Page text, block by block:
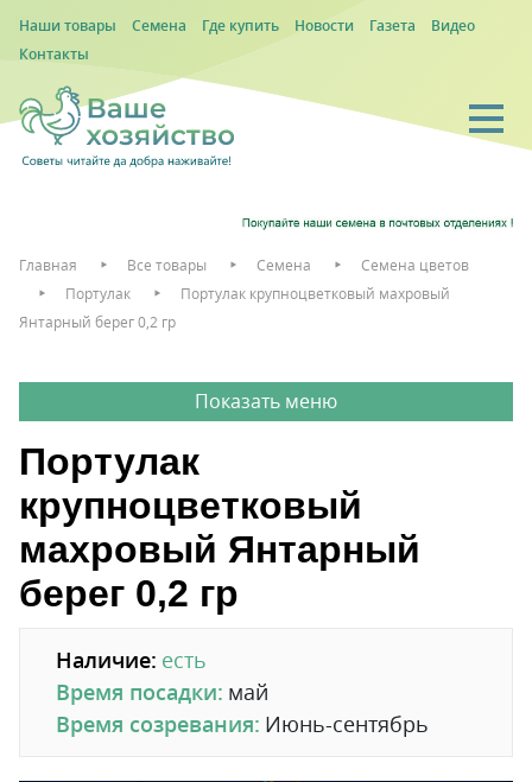
Наши товары Семена Где купить Новости Газета
Видео
Контакты
Главная Все товары Семена
Семена цветов
Портулак
Портулак крупноцветковый махровый
Янтарный берег 0,2 гр
Портулак
крупноцветковый
махровый Янтарный
берег 0,2 гр
Наличие: есть
Время посадки: май
Время созревания: Июнь-сентябрь